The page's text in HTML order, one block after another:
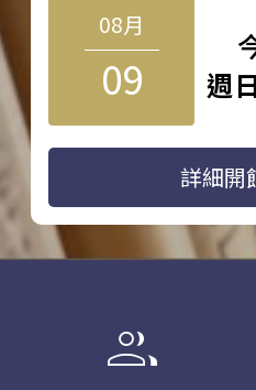
08月
09 週
詳細開
group